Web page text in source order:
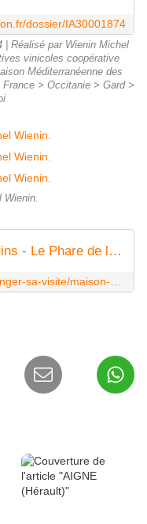
dossier/IA30001874
| Réalisé par Wienin Michel
vinicoles coopérative
Méditerranéenne des
> Occitanie > Gard >
Wienin.
Maison méditerranéenne des vins - Le Phare de l'Espiguette